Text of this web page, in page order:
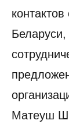
Матеуш